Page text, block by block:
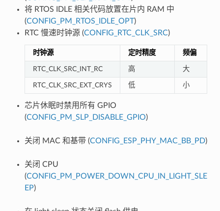
将 RTOS IDLE 相关代码放置在片内 RAM 中
(CONFIG_PM_RTOS_IDLE_OPT)
RTC 慢速时钟源 (CONFIG_RTC_CLK_SRC)
时钟源 定时精度 频偏
RTC_CLK_SRC_INT_RC 高 大
RTC_CLK_SRC_EXT_CRYS 低 小
芯片休眠时禁用所有 GPIO
(CONFIG_PM_SLP_DISABLE_GPIO)
关闭 MAC 和基带 (CONFIG_ESP_PHY_MAC_BB_PD)
关闭 CPU
(CONFIG_PM_POWER_DOWN_CPU_IN_LIGHT_SLE
EP)